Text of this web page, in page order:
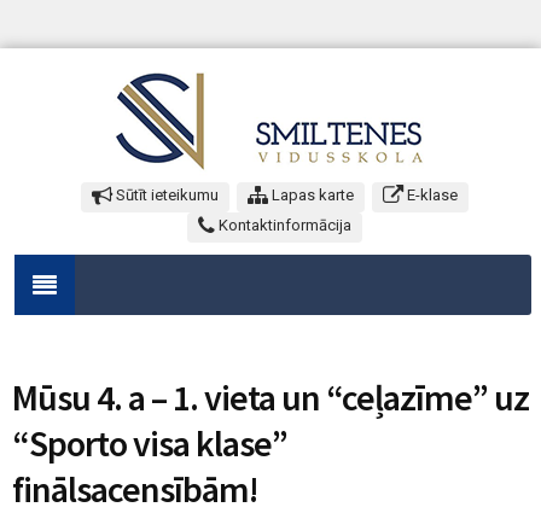
Sūtīt ieteikumu Lapas karte
E-klase
Kontaktinformācija
Mūsu 4. a – 1. vieta un “ceļazīme” uz
“Sporto visa klase”
finālsacensībām!